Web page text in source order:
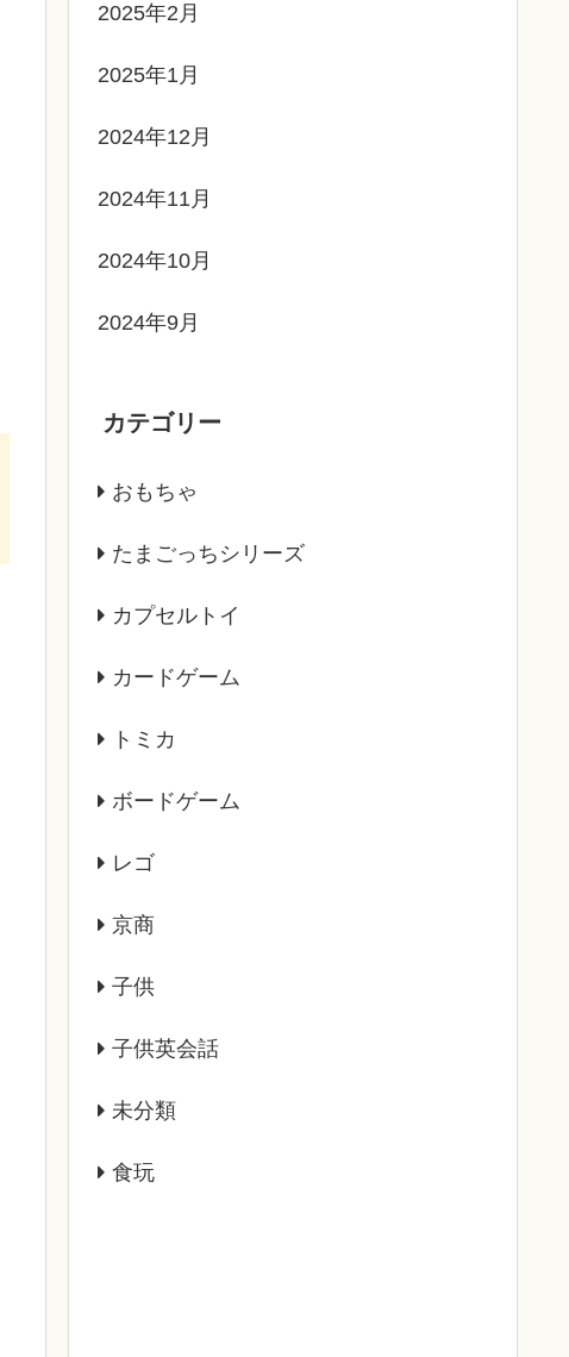
2025年2月
2025年1月
2024年12月
2024年11月
2024年10月
2024年9月
カテゴリー
おもちゃ
たまごっちシリーズ
カプセルトイ
カードゲーム
トミカ
ボードゲーム
レゴ
京商
子供
子供英会話
未分類
食玩